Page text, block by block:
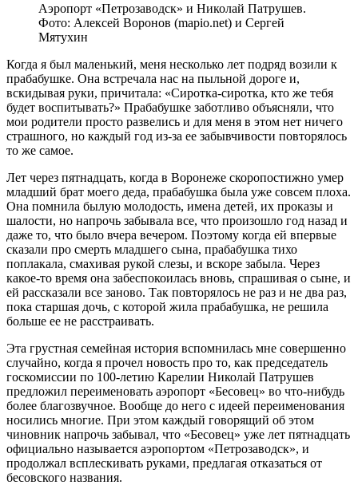
Аэропорт «Петрозаводск» и Николай Патрушев.
Фото: Алексей Воронов (mapio.net) и Сергей
Мятухин
Когда я был маленький, меня несколько лет подряд возили к
прабабушке. Она встречала нас на пыльной дороге и,
вскидывая руки, причитала: «Сиротка-сиротка, кто же тебя
будет воспитывать?» Прабабушке заботливо объясняли, что
мои родители просто развелись и для меня в этом нет ничего
страшного, но каждый год из-за ее забывчивости повторялось
то же самое.
Лет через пятнадцать, когда в Воронеже скоропостижно умер
младший брат моего деда, прабабушка была уже совсем плоха.
Она помнила былую молодость, имена детей, их проказы и
шалости, но напрочь забывала все, что произошло год назад и
даже то, что было вчера вечером. Поэтому когда ей впервые
сказали про смерть младшего сына, прабабушка тихо
поплакала, смахивая рукой слезы, и вскоре забыла. Через
какое-то время она забеспокоилась вновь, спрашивая о сыне, и
ей рассказали все заново. Так повторялось не раз и не два раз,
пока старшая дочь, с которой жила прабабушка, не решила
больше ее не расстраивать.
Эта грустная семейная история вспомнилась мне совершенно
случайно, когда я прочел новость про то, как председатель
госкомиссии по 100-летию Карелии Николай Патрушев
предложил переименовать аэропорт «Бесовец» во что-нибудь
более благозвучное. Вообще до него с идеей переименования
носились многие. При этом каждый говорящий об этом
чиновник напрочь забывал, что «Бесовец» уже лет пятнадцать
официально называется аэропортом «Петрозаводск», и
продолжал всплескивать руками, предлагая отказаться от
бесовского названия.